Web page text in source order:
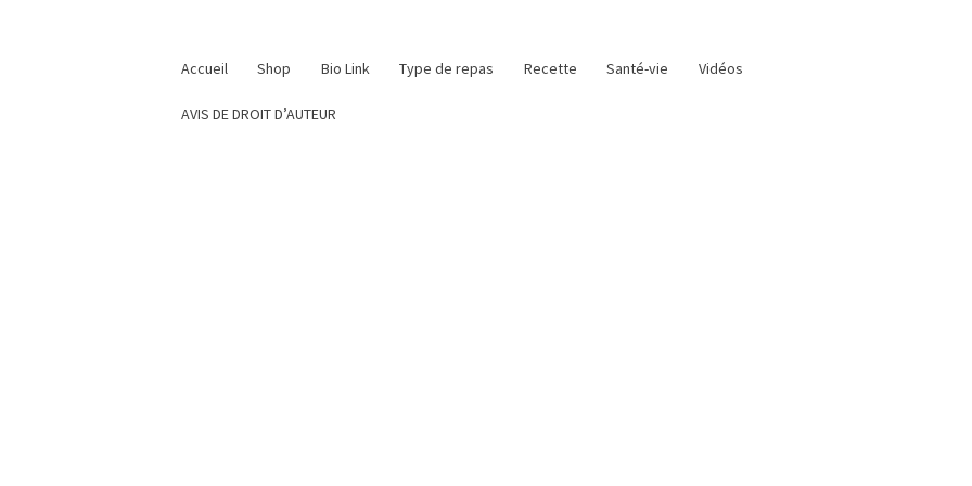
Accueil Shop Bio Link Type de repas Recette Santé-vie Vidéos
AVIS DE DROIT D’AUTEUR